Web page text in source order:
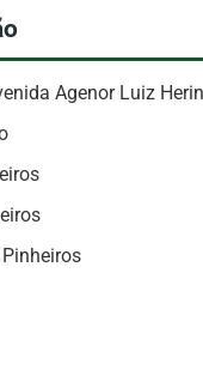
Agenor Luiz
Pinheiros